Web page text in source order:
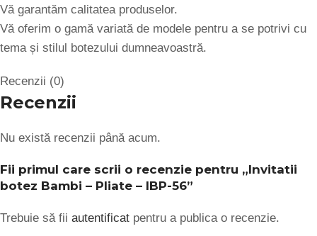
Vă garantăm calitatea produselor.
Vă oferim o gamă variată de modele pentru a se potrivi cu
tema și stilul botezului dumneavoastră.
Recenzii (0)
Recenzii
Nu există recenzii până acum.
Fii primul care scrii o recenzie pentru „Invitatii
botez Bambi – Pliate – IBP-56”
Trebuie să fii autentificat pentru a publica o recenzie.